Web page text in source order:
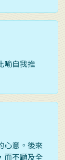
喻自我推
心意。後來
而不顧及全